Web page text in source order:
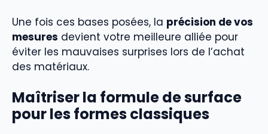
Une fois ces bases posées, la précision de vos
mesures devient votre meilleure alliée pour
éviter les mauvaises surprises lors de l’achat
des matériaux.
Maîtriser la formule de surface
pour les formes classiques